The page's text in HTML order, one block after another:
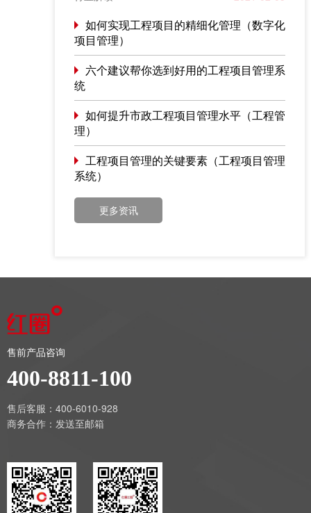
行。
如何实现工程项目的精细化管理（数字化
项目管理）
六个建议帮你选到好用的工程项目管理系
统
如何提升市政工程项目管理水平（工程管
理）
工程项目管理的关键要素（工程项目管理
系统）
更多资讯
售前产品咨询
400-8811-100
售后客服：400-6010-928
商务合作： 发送至邮箱